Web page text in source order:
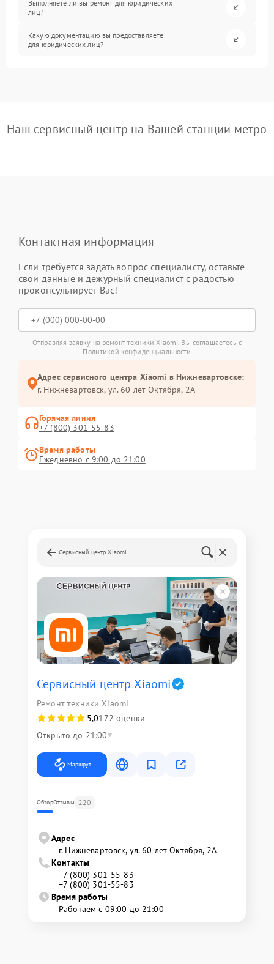
Выполняете ли вы ремонт для юридических
лиц?
Какую документацию вы предоставляете
для юридических лиц?
Наш сервисный центр на Вашей станции метро
Контактная информация
Если требуется задать вопрос специалисту, оставьте
свои данные и дежурный специалист с радостью
проконсультирует Вас!
Отправляя заявку на ремонт техники Xiaomi, Вы соглашаетесь с
Политикой конфиденциальности
Адрес сервисного центра Xiaomi в Нижневартовске:
г. Нижневартовск, ул. 60 лет Октября, 2А
Горячая линия
+7 (800) 301-55-83
Время работы
Ежедневно с 9:00 до 21:00
Сервисный центр Xiaomi
Сервисный центр Xiaomi
Ремонт техники Xiaomi
5,0172 оценки
Открыто до 21:00
Маршрут
ОбзорОтзывы 220
Адрес
г. Нижневартовск, ул. 60 лет Октября, 2А
Контакты
+7 (800) 301-55-83
+7 (800) 301-55-83
Время работы
Работаем с 09:00 до 21:00